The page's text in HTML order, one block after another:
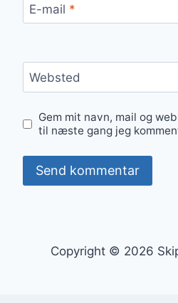
E-mail *
Websted
Gem mit navn, mail og
til næste gang jeg
Copyright © 2026